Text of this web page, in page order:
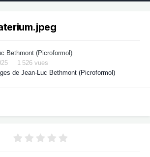
Bethmont (Picroformol)
1 526 vues
de Jean-Luc Bethmont (Picroformol)